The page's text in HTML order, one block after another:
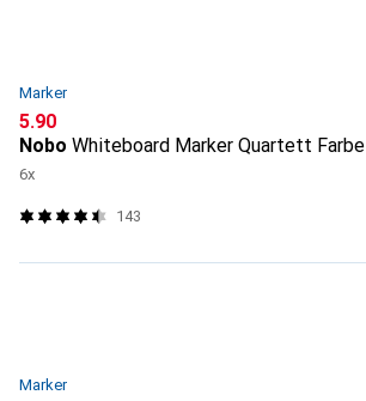
Marker
CHF
5.90
Nobo Whiteboard Marker Quartett Farbe
6x
143
Marker